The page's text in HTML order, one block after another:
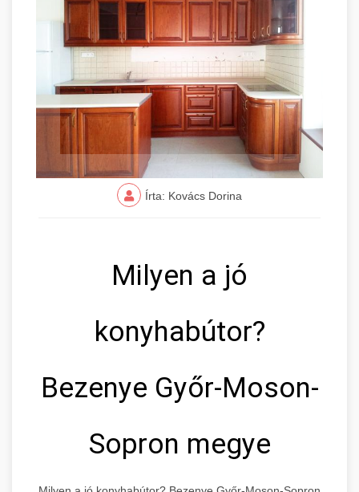
Írta: Kovács Dorina
Milyen a jó
konyhabútor?
Bezenye Győr-Moson-
Sopron megye